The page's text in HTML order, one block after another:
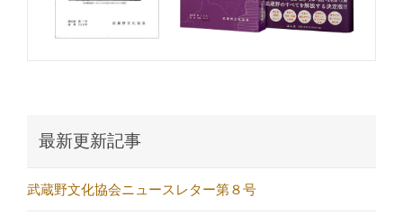
最新更新記事
武蔵野文化協会ニュースレター第８号